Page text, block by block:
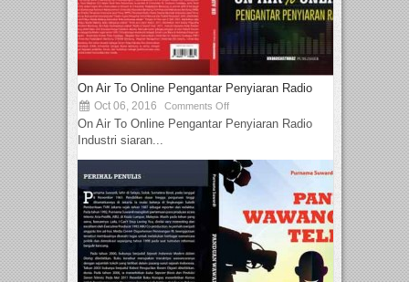
On Air To Online Pengantar Penyiaran Radio
Oct 06, 2016 Comments Off
On Air To Online Pengantar Penyiaran Radio
Industri siaran...